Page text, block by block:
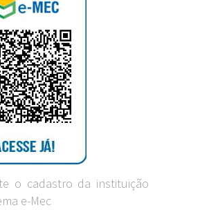
o cadastro da instituição
e-Mec